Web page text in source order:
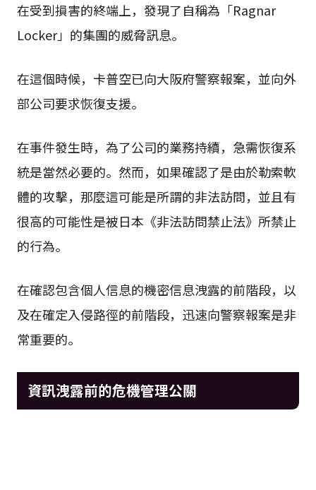
在受到損害的終端上，發現了自稱為「Ragnar
Locker」的集團的威脅訊息。
在這個時候，卡普空已向大阪府警察報案，並向外
部公司要求恢復支援。
在事件發生時，為了公司的業務持續，急需恢復系
統是當然必要的。然而，如果確認了是由於勒索軟
體的攻擊，那麼這可能是所謂的非法訪問，並且有
很高的可能性是被日本《非法訪問禁止法》所禁止
的行為。
在確認包含個人信息的機密信息洩露的前階段，以
及在確定入侵路徑的前階段，迅速向警察報案是非
常重要的。
資訊洩露前的危機管理公關